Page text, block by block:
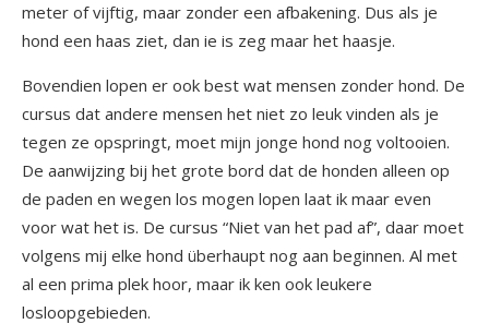
meter of vijftig, maar zonder een afbakening. Dus als je
hond een haas ziet, dan ie is zeg maar het haasje.
Bovendien lopen er ook best wat mensen zonder hond. De
cursus dat andere mensen het niet zo leuk vinden als je
tegen ze opspringt, moet mijn jonge hond nog voltooien.
De aanwijzing bij het grote bord dat de honden alleen op
de paden en wegen los mogen lopen laat ik maar even
voor wat het is. De cursus “Niet van het pad af”, daar moet
volgens mij elke hond überhaupt nog aan beginnen. Al met
al een prima plek hoor, maar ik ken ook leukere
losloopgebieden.